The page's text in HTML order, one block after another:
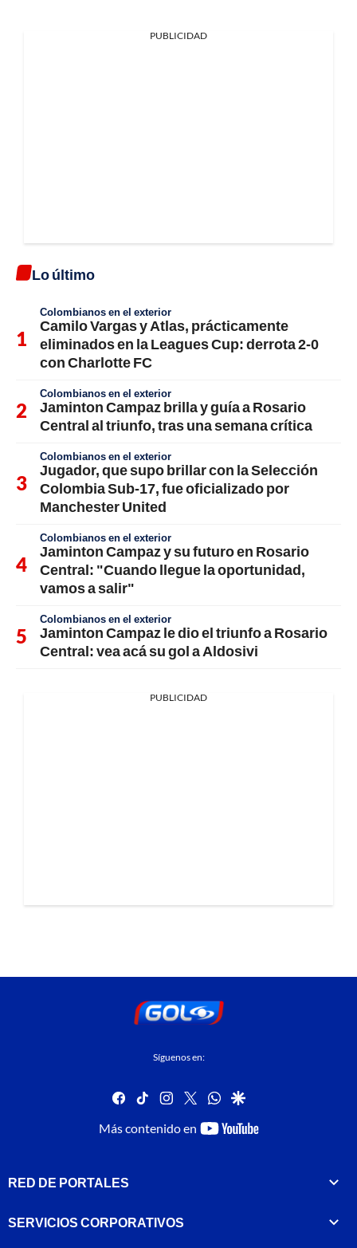
PUBLICIDAD
Lo último
Colombianos en el exterior
Camilo Vargas y Atlas, prácticamente
eliminados en la Leagues Cup: derrota 2-0
con Charlotte FC
Colombianos en el exterior
Jaminton Campaz brilla y guía a Rosario
Central al triunfo, tras una semana crítica
Colombianos en el exterior
Jugador, que supo brillar con la Selección
Colombia Sub-17, fue oficializado por
Manchester United
Colombianos en el exterior
Jaminton Campaz y su futuro en Rosario
Central: "Cuando llegue la oportunidad,
vamos a salir"
Colombianos en el exterior
Jaminton Campaz le dio el triunfo a Rosario
Central: vea acá su gol a Aldosivi
PUBLICIDAD
Síguenos en:
facebook
tiktok instagram
twitterwhatsapp
google
Más contenido en
youtube-
RED DE PORTALES
SERVICIOS CORPORATIVOS